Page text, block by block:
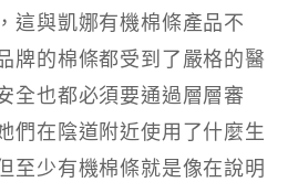
這與凱娜有機棉條產品不
牌的棉條都受到了嚴格的醫
全也都必須要通過層層審
們在陰道附近使用了什麼生
至少有機棉條就是像在說明